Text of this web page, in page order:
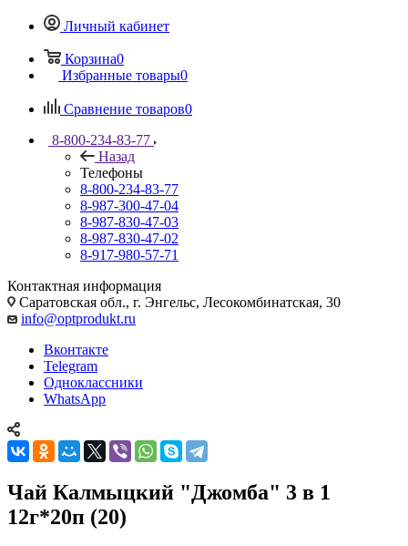
Личный кабинет
Корзина0
Избранные товары0
Сравнение товаров0
8-800-234-83-77
Назад
Телефоны
8-800-234-83-77
8-987-300-47-04
8-987-830-47-03
8-987-830-47-02
8-917-980-57-71
Контактная информация
Саратовская обл., г. Энгельс, Лесокомбинатская, 30
info@optprodukt.ru
Вконтакте
Telegram
Одноклассники
WhatsApp
Чай Калмыцкий "Джомба" 3 в 1
12г*20п (20)